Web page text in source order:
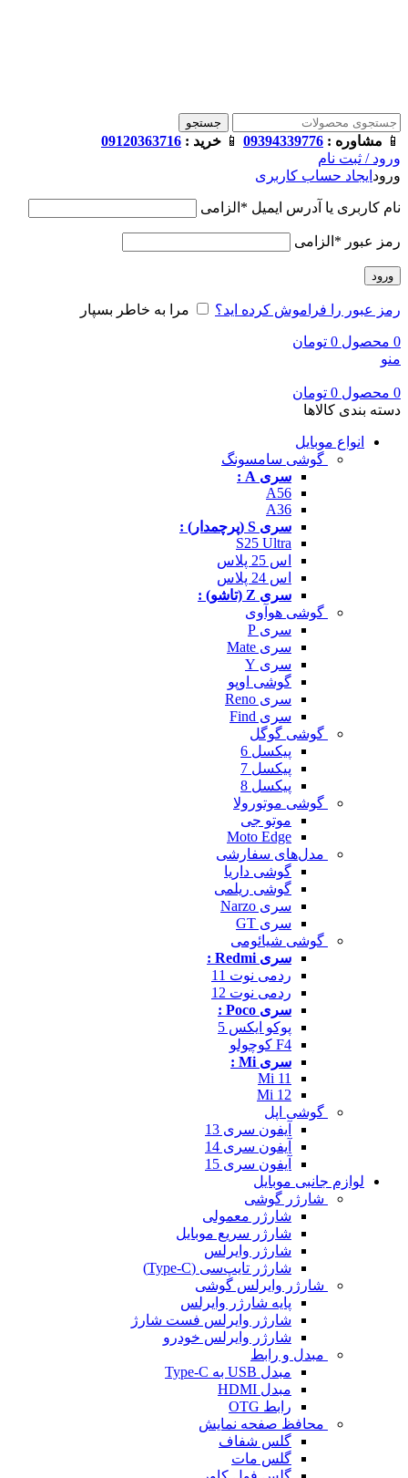
جستجو
📱 مشاوره : 09394339776
📱 خرید : 09120363716
ورود / ثبت نام
ورود ایجاد حساب کاربری
نام کاربری یا آدرس ایمیل * الزامی
رمز عبور * الزامی
ورود
رمز عبور را فراموش کرده اید؟ مرا به خاطر بسپار
0 محصول 0 تومان
منو
0 محصول 0 تومان
دسته بندی کالاها
انواع موبایل
گوشی سامسونگ
سری A :
A56
A36
سری S (پرچمدار) :
S25 Ultra
اس 25 پلاس
اس 24 پلاس
سری Z (تاشو) :
گوشی هوآوی
سری P
سری Mate
سری Y
گوشی اوپو
سری Reno
سری Find
گوشی گوگل
پیکسل 6
پیکسل 7
پیکسل 8
گوشی موتورولا
موتو جی
Moto Edge
مدل‌های سفارشی
گوشی داریا
گوشی ریلمی
سری Narzo
سری GT
گوشی شیائومی
سری Redmi :
ردمی نوت 11
ردمی نوت 12
سری Poco :
پوکو ایکس 5
F4 کوچولو
سری Mi :
Mi 11
Mi 12
گوشی اپل
آیفون سری 13
آیفون سری 14
آیفون سری 15
لوازم جانبی موبایل
شارژر گوشی
شارژر معمولی
شارژر سریع موبایل
شارژر وایرلس
شارژر تایپ‌سی (Type-C)
شارژر وایرلس گوشی
پایه شارژر وایرلس
شارژر وایرلس فست شارژ
شارژر وایرلس خودرو
مبدل و رابط
مبدل USB به Type-C
مبدل HDMI
رابط OTG
محافظ صفحه نمایش
گلس شفاف
گلس مات